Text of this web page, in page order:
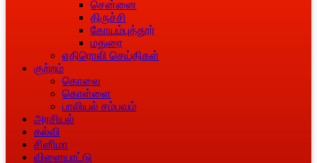
சென்னை
திருச்சி
கோயம்புத்தூர்
மதுரை
எதிரொலி செய்திகள்
குற்றம்
கொலை
கொள்ளை
பாலியல் சம்பவம்
அரசியல்
கல்வி
சினிமா
விளையாட்டு